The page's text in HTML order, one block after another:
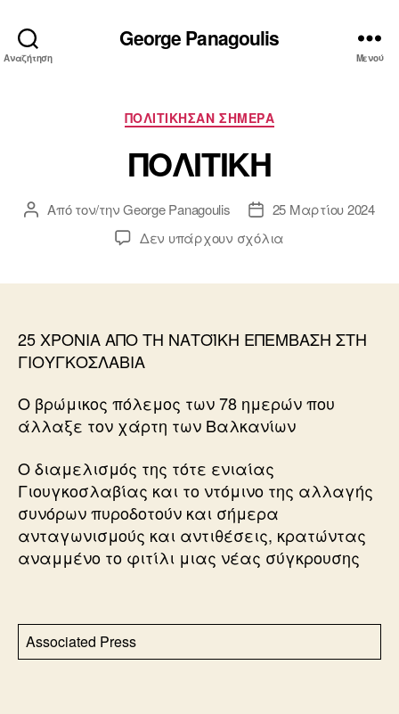
Αναζήτηση
George Panagoulis
Μενού
Κατηγορίες
ΠΟΛΙΤΙΚΗΣΑΝ ΣΗΜΕΡΑ
ΠΟΛΙΤΙΚΗ
Συντάκτης
Από τον/τηνGeorge Panagoulis
Ημ.
δημοσίευσης
25 Μαρτίου 2024
Δεν υπάρχουν σχόλια
25 ΧΡΟΝΙΑ ΑΠΟ ΤΗ ΝΑΤΟΪΚΗ ΕΠΕΜΒΑΣΗ ΣΤΗ
ΓΙΟΥΓΚΟΣΛΑΒΙΑ
Ο βρώμικος πόλεμος των 78 ημερών που
άλλαξε τον χάρτη των Βαλκανίων
Ο διαμελισμός της τότε ενιαίας
Γιουγκοσλαβίας και το ντόμινο της αλλαγής
συνόρων πυροδοτούν και σήμερα
ανταγωνισμούς και αντιθέσεις, κρατώντας
αναμμένο το φιτίλι μιας νέας σύγκρουσης
Associated Press